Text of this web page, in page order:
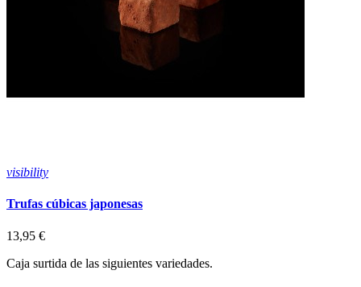
visibility
Trufas cúbicas japonesas
13,95 €
Caja surtida de las siguientes variedades.